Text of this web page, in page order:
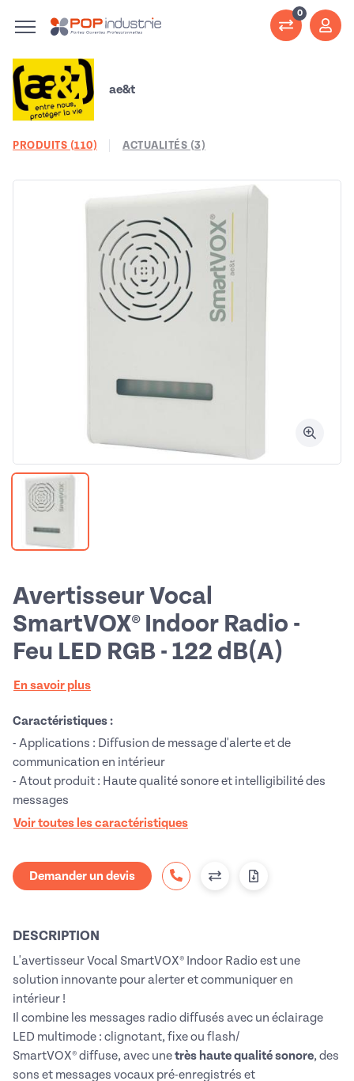
0
ae&t
PRODUITS (110) ACTUALITÉS (3)
Avertisseur Vocal
SmartVOX® Indoor Radio -
Feu LED RGB - 122 dB(A)
En savoir plus
Caractéristiques :
- Applications : Diffusion de message d'alerte et de
communication en intérieur
- Atout produit : Haute qualité sonore et intelligibilité des
messages
Voir toutes les caractéristiques
Demander un devis
DESCRIPTION
L'avertisseur Vocal SmartVOX® Indoor Radio est une
solution innovante pour alerter et communiquer en
intérieur !
Il combine les messages radio diffusés avec un éclairage
LED multimode : clignotant, fixe ou flash/
SmartVOX® diffuse, avec unetrès haute qualité sonore, des
sons et messages vocaux pré-enregistrés et